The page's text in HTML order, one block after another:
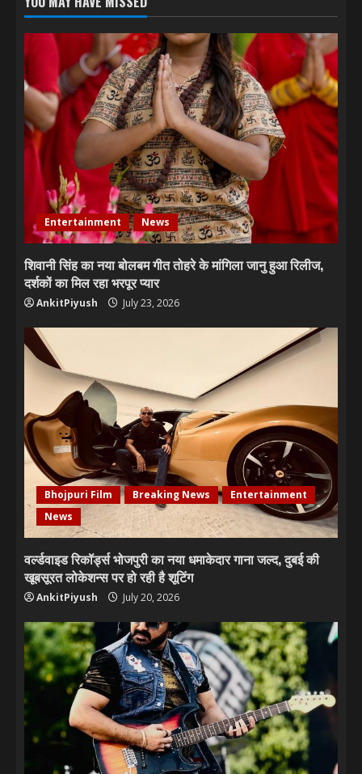
Entertainment News
शिवानी सिंह का नया बोलबम गीत तोहरे के मांगिला जानु हुआ रिलीज,
दर्शकों का मिल रहा भरपूर प्यार
AnkitPiyush July 23, 2026
Bhojpuri Film Breaking News
Entertainment
News
वर्ल्डवाइड रिकॉर्ड्स भोजपुरी का नया धमाकेदार गाना जल्द, दुबई की
खूबसूरत लोकेशन्स पर हो रही है शूटिंग
AnkitPiyush July 20, 2026